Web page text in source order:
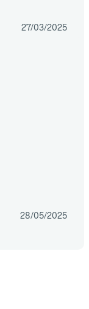
27/03/2025
28/05/2025